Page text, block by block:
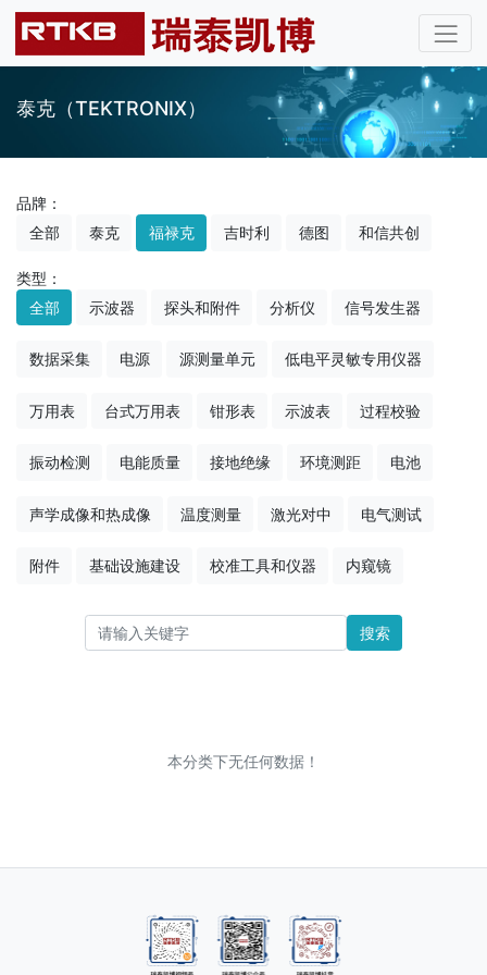
泰克（TEKTRONIX）
品牌：
全部
泰克 福禄克 吉时利 德图 和信共创
类型：
全部
示波器 探头和附件 分析仪 信号发生器
数据采集 电源 源测量单元 低电平灵敏专用仪器
万用表 台式万用表 钳形表 示波表 过程校验
振动检测 电能质量 接地绝缘 环境测距 电池
声学成像和热成像 温度测量 激光对中 电气测试
附件 基础设施建设 校准工具和仪器 内窥镜
搜索
本分类下无任何数据！